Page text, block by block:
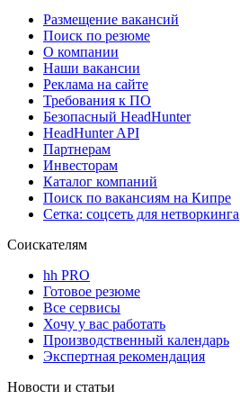
Размещение вакансий
Поиск по резюме
О компании
Наши вакансии
Реклама на сайте
Требования к ПО
Безопасный HeadHunter
HeadHunter API
Партнерам
Инвесторам
Каталог компаний
Поиск по вакансиям на Кипре
Сетка: соцсеть для нетворкинга
Соискателям
hh PRO
Готовое резюме
Все сервисы
Хочу у вас работать
Производственный календарь
Экспертная рекомендация
Новости и статьи